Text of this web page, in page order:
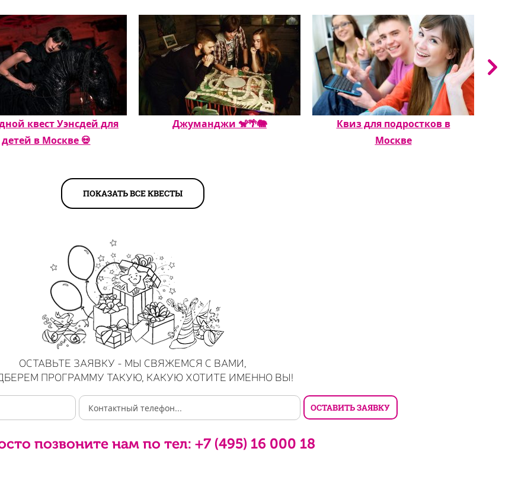
квест Уэнсдей для
детей в Москве 💀
Джуманджи 🐒🌴🐘
Квиз для подростков в
Москве
ПОКАЗАТЬ ВСЕ КВЕСТЫ
ОСТАВЬТЕ ЗАЯВКУ - МЫ СВЯЖЕМСЯ С ВАМИ,
ПРОГРАММУ ТАКУЮ, КАКУЮ ХОТИТЕ ИМЕННО ВЫ!
позвоните нам по тел: +7 (495) 16 000 18